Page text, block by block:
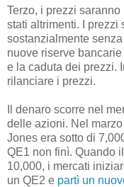
Terzo, i prezzi
stati altrimenti. I prezzi
sostanzialmente
nuove riserve
e la caduta dei prezzi.
rilanciare i prezzi.
Il denaro scorre nel
delle azioni. Nel
Jones era sotto di
QE1 non finì. Quando
10,000, i mercati
un QE2 e partì un